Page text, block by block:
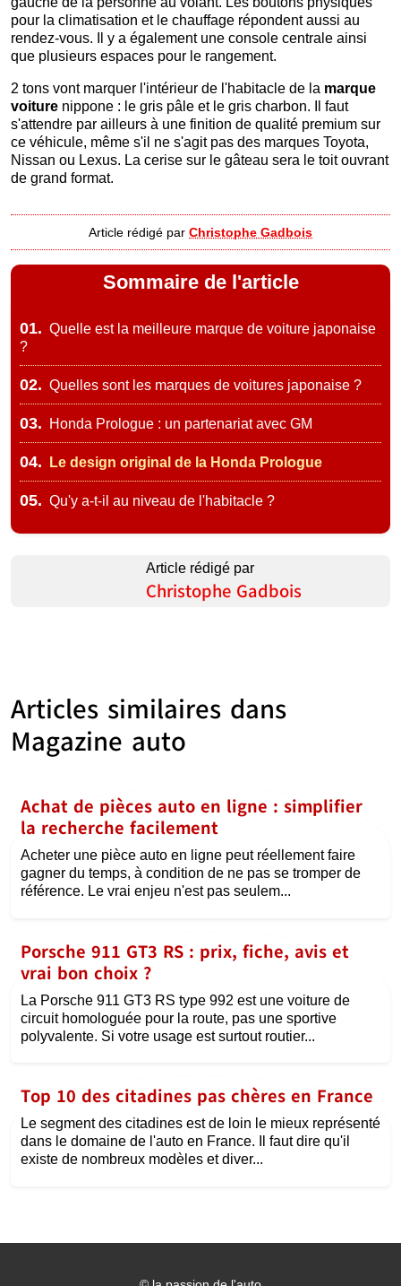
pour la climatisation et le chauffage répondent aussi au
rendez-vous. Il y a également une console centrale ainsi
que plusieurs espaces pour le rangement.
2 tons vont marquer l'intérieur de l'habitacle de la marque
voiture nippone : le gris pâle et le gris charbon. Il faut
s'attendre par ailleurs à une finition de qualité premium sur
ce véhicule, même s'il ne s'agit pas des marques Toyota,
Nissan ou Lexus. La cerise sur le gâteau sera le toit ouvrant
de grand format.
Article rédigé par Christophe Gadbois
Sommaire de l'article
01. Quelle est la meilleure marque de voiture japonaise
?
02. Quelles sont les marques de voitures japonaise ?
03. Honda Prologue : un partenariat avec GM
04. Le design original de la Honda Prologue
05. Qu'y a-t-il au niveau de l'habitacle ?
Article rédigé par
Christophe Gadbois
Articles similaires dans
Magazine auto
Achat de pièces auto en ligne : simplifier
la recherche facilement
Acheter une pièce auto en ligne peut réellement faire
gagner du temps, à condition de ne pas se tromper de
référence. Le vrai enjeu n'est pas seulem...
Porsche 911 GT3 RS : prix, fiche, avis et
vrai bon choix ?
La Porsche 911 GT3 RS type 992 est une voiture de
circuit homologuée pour la route, pas une sportive
polyvalente. Si votre usage est surtout routier...
Top 10 des citadines pas chères en France
Le segment des citadines est de loin le mieux représenté
dans le domaine de l'auto en France. Il faut dire qu'il
existe de nombreux modèles et diver...